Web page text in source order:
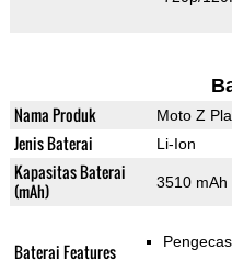
Nama Produk Moto Z
Jenis Baterai Li-Ion
Kapasitas Baterai
(mAh)
3510 mAh
Baterai Features